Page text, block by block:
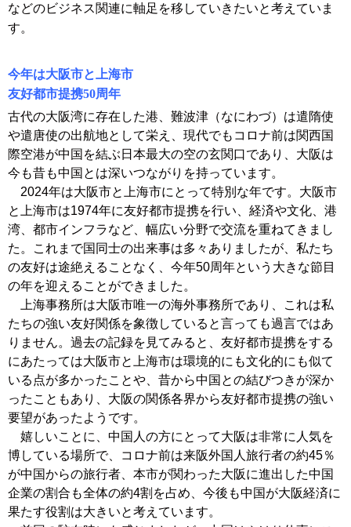
などのビジネス関連に軸足を移していきたいと考えていま
す。
今年は大阪市と上海市
友好都市提携50周年
古代の大阪湾に存在した港、難波津（なにわづ）は遣隋使
や遣唐使の出航地として栄え、現代でもコロナ前は関西国
際空港が中国を結ぶ日本最大の空の玄関口であり、大阪は
今も昔も中国とは深いつながりを持っています。
2024年は大阪市と上海市にとって特別な年です。大阪市
と上海市は1974年に友好都市提携を行い、経済や文化、港
湾、都市インフラなど、幅広い分野で交流を重ねてきまし
た。これまで国同士の出来事は多々ありましたが、私たち
の友好は途絶えることなく、今年50周年という大きな節目
の年を迎えることができました。
上海事務所は大阪市唯一の海外事務所であり、これは私
たちの強い友好関係を象徴していると言っても過言ではあ
りません。過去の記録を見てみると、友好都市提携をする
にあたっては大阪市と上海市は環境的にも文化的にも似て
いる点が多かったことや、昔から中国との結びつきが深か
ったこともあり、大阪の関係各界から友好都市提携の強い
要望があったようです。
嬉しいことに、中国人の方にとって大阪は非常に人気を
博している場所で、コロナ前は来阪外国人旅行者の約45％
が中国からの旅行者、本市が関わった大阪に進出した中国
企業の割合も全体の約4割を占め、今後も中国が大阪経済に
果たす役割は大きいと考えています。